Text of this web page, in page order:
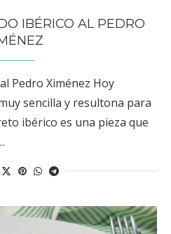
IBÉRICO AL PEDRO
Pedro Ximénez Hoy
sencilla y resultona para
ibérico es una pieza que